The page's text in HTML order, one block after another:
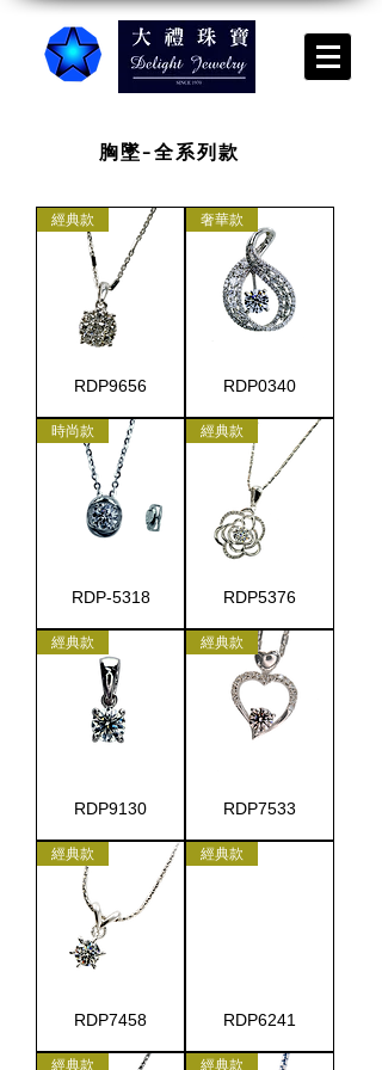
胸墜-全系列款
經典款
RDP9656
奢華款
RDP0340
時尚款
RDP-5318
經典款
RDP5376
經典款
RDP9130
經典款
RDP7533
經典款
RDP7458
經典款
RDP6241
經典款 經典款